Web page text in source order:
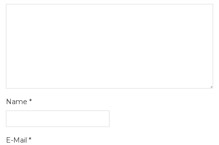
Name *
E-Mail *